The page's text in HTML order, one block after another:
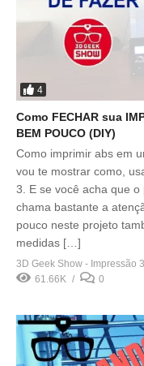
4
Como FECHAR sua
BEM POUCO (DIY)
Como imprimir abs em
vou te mostrar como,
3. E se você acha que
chama bastante a
pouco neste projeto
medidas […]
3D Geek Show - Impressão
61.66K
0